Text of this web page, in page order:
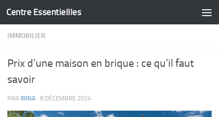
Skip to content
Centre Essentiellles
IMMOBILIER
Prix d’une maison en brique : ce qu’il faut
savoir
PAR IRINA · 8 DÉCEMBRE 2024